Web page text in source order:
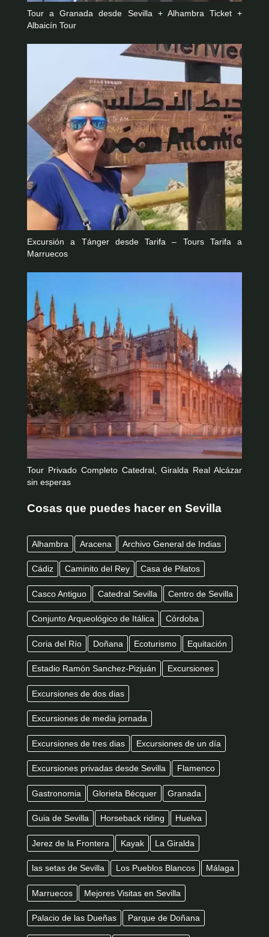
Tour a Granada desde Sevilla + Alhambra Ticket +
Albaicín Tour
Excursión a Tánger desde Tarifa – Tours Tarifa a
Marruecos
Tour Privado Completo Catedral, Giralda Real Alcázar
sin esperas
Cosas que puedes hacer en Sevilla
Alhambra Aracena Archivo General de Indias
Cádiz Caminito del Rey Casa de Pilatos
Casco Antiguo Catedral Sevilla Centro de Sevilla
Conjunto Arqueológico de Itálica Córdoba
Coria del Río Doñana Ecoturismo Equitación
Estadio Ramón Sanchez-Pizjuán Excursiones
Excursiones de dos dias
Excursiones de media jornada
Excursiones de tres dias Excursiones de un día
Excursiones privadas desde Sevilla Flamenco
Gastronomia Glorieta Bécquer Granada
Guia de Sevilla Horseback riding Huelva
Jerez de la Frontera Kayak La Giralda
las setas de Sevilla Los Pueblos Blancos Málaga
Marruecos Mejores Visitas en Sevilla
Palacio de las Dueñas Parque de Doñana